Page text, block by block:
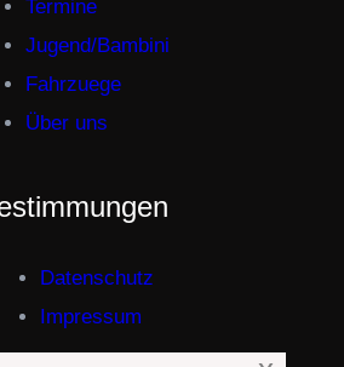
Termine
Jugend/Bambini
Fahrzuege
Über uns
Datenschutz
Impressum